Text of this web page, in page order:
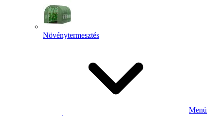
Növénytermesztés
Menü